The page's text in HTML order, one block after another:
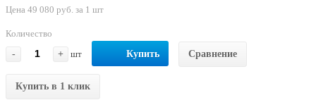
Цена 49 080 руб. за 1 шт
Количество
-
+ шт Купить Сравнение
Купить в 1 клик